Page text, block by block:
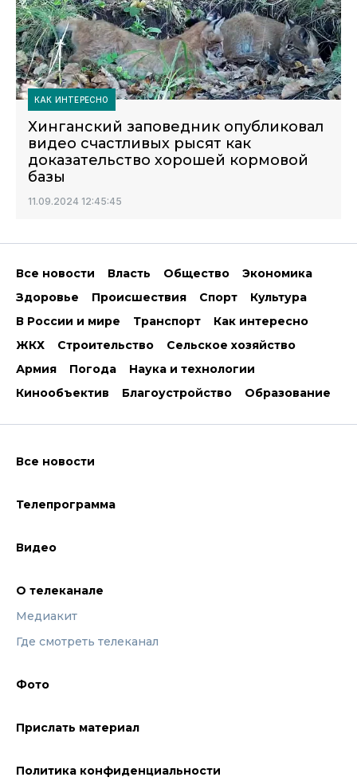
КАК ИНТЕРЕСНО
Хинганский заповедник опубликовал
видео счастливых рысят как
доказательство хорошей кормовой
базы
11.09.2024 12:45:45
Все новости Власть Общество
Экономика
Здоровье
Происшествия Спорт
Культура
В России и мире
Транспорт
Как интересно
ЖКХ
Строительство
Сельское хозяйство
Армия
Погода
Наука и технологии
Кинообъектив
Благоустройство Образование
Все новости
Телепрограмма
Видео
О телеканале
Медиакит
Где смотреть телеканал
Фото
Прислать материал
Политика конфиденциальности